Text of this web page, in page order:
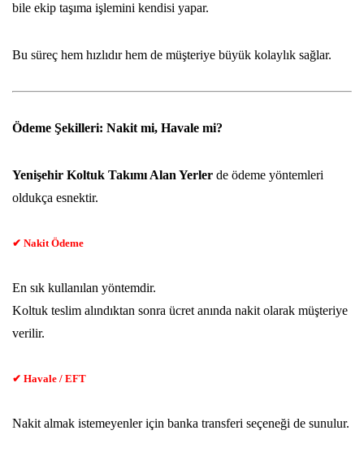
bile ekip taşıma işlemini kendisi yapar.
Bu süreç hem hızlıdır hem de müşteriye büyük kolaylık sağlar.
Ödeme Şekilleri: Nakit mi, Havale mi?
Yenişehir Koltuk Takımı Alan Yerler de ödeme yöntemleri
oldukça esnektir.
✔ Nakit Ödeme
En sık kullanılan yöntemdir.
Koltuk teslim alındıktan sonra ücret anında nakit olarak müşteriye
verilir.
✔ Havale / EFT
Nakit almak istemeyenler için banka transferi seçeneği de sunulur.